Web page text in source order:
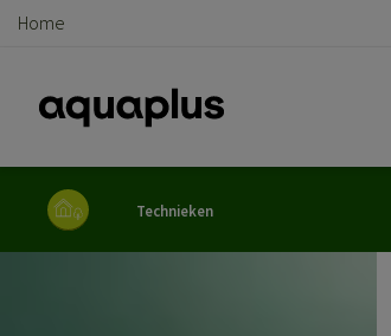
Home
Kruimelpad
Technieken